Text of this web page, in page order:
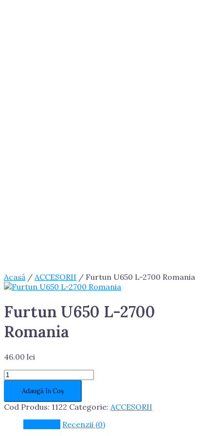
Acasă / ACCESORII / Furtun U650 L-2700 Romania
Furtun U650 L-2700
Romania
46.00 lei
Cantitate
Furtun
U650
L-
2700
Romania
Adaugă în Coș
Cod Produs: 1122 Categorie: ACCESORII
Recenzii (0)